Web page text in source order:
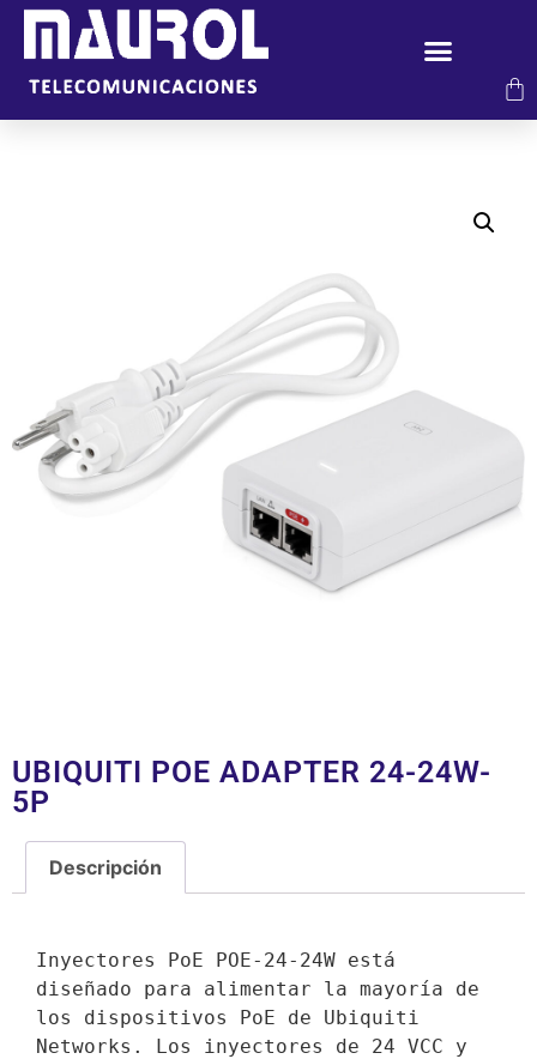
UBIQUITI POE ADAPTER 24-24W-
5P
Descripción
Inyectores PoE POE-24-24W está
diseñado para alimentar la mayoría de
los dispositivos PoE de Ubiquiti
Networks. Los inyectores de 24 VCC y